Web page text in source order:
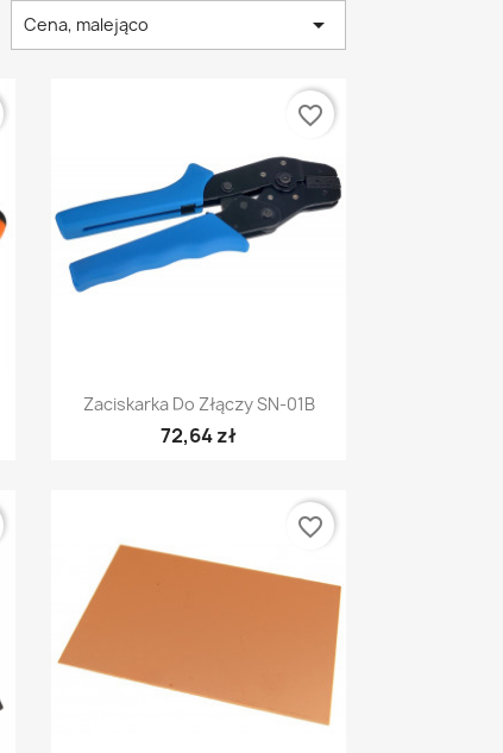
Cena, malejąco 
Szybki podgląd
Zaciskarka Do Złączy SN-01B
72,64 zł
favorite_border
favorite_border